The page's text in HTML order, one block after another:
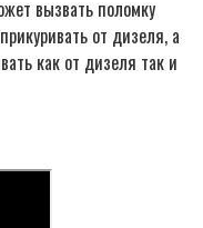
вызвать поломку
от дизеля, а
как от дизеля так и